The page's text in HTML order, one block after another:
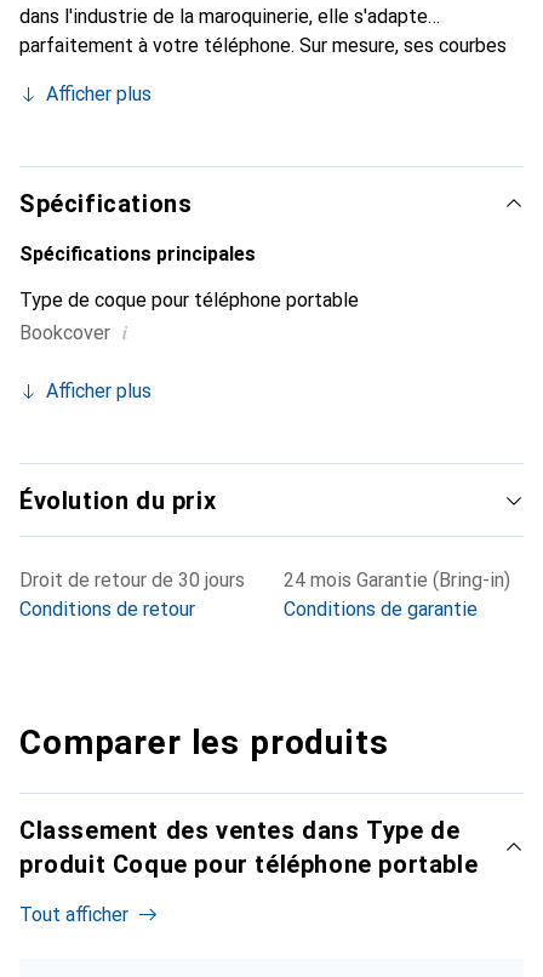
dans l'industrie de la maroquinerie, elle s'adapte
parfaitement à votre téléphone. Sur mesure, ses courbes
devient l'accessoire chic et indispensable pour votre
produits de haute qualité, la marque Noreve est un choix
fiable pour une clientèle exigeante.
Afficher plus
Spécifications
Spécifications principales
Type de coque pour téléphone portable
Bookcover i
Afficher plus
Évolution du prix
Droit de retour de 30 jours
Conditions de retour
24 mois Garantie (Bring-in)
Conditions de garantie
Comparer les produits
Classement des ventes dans Type de
produit Coque pour téléphone portable
Tout afficher